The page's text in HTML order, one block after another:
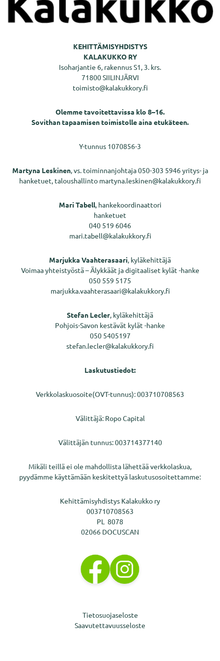
KEHITTÄMISYHDISTYS
KALAKUKKO RY
Isoharjantie 6, rakennus S1, 3. krs.
71800 SIILINJÄRVI
toimisto@kalakukkory.fi
Olemme tavoitettavissa klo 8–16.
Sovithan tapaamisen toimistolle aina etukäteen.
Y-tunnus 1070856-3
Martyna Leskinen, vs. toiminnanjohtaja 050-303 5946 yritys- ja
hanketuet, taloushallinto martyna.leskinen@kalakukkory.fi
Mari Tabell, hankekoordinaattori
hanketuet
040 519 6046
mari.tabell@kalakukkory.fi
Marjukka Vaahterasaari, kyläkehittäjä
Voimaa yhteistyöstä – Älykkäät ja digitaaliset kylät -hanke
050 559 5175
marjukka.vaahterasaari@kalakukkory.fi
Stefan Lecler, kyläkehittäjä
Pohjois-Savon kestävät kylät -hanke
050 5405197
stefan.lecler@kalakukkory.fi
Laskutustiedot:
Verkkolaskuosoite(OVT-tunnus): 003710708563
Välittäjä: Ropo Capital
Välittäjän tunnus: 003714377140
Mikäli teillä ei ole mahdollista lähettää verkkolaskua,
pyydämme käyttämään keskitettyä laskutusosoitettamme:
Kehittämisyhdistys Kalakukko ry
003710708563
PL 8078
02066 DOCUSCAN
Tietosuojaseloste
Saavutettavuusseloste